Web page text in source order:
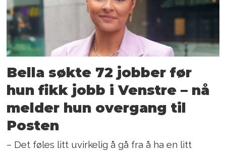
Bella søkte 72 jobber før
hun fikk jobb i Venstre – nå
melder hun overgang til
Posten
– Det føles litt uvirkelig å gå fra å ha en litt